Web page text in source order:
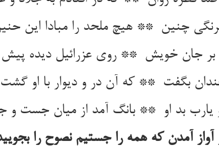
آمدن که همه را جستیم نصوح را